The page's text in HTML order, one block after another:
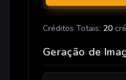
Créditos Totais: 20
Geração de